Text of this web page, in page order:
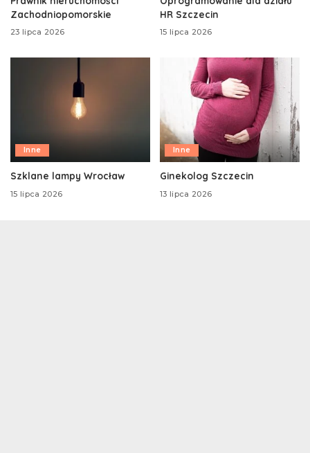
Zachodniopomorskie
23 lipca 2026
HR Szczecin
15 lipca 2026
Inne
Szklane lampy Wrocław
15 lipca 2026
Inne
Ginekolog Szczecin
13 lipca 2026